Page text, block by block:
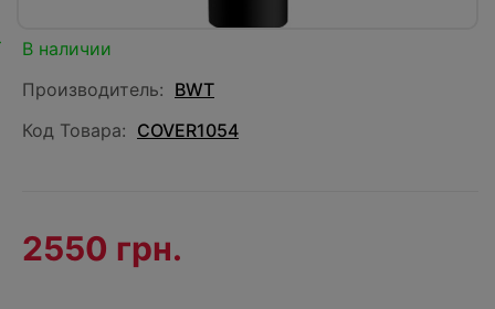
В наличии
Производитель: BWT
Код Товара: COVER1054
2550 грн.